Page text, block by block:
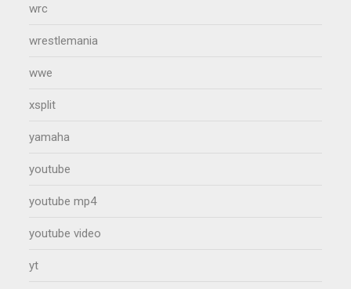
wrc
wrestlemania
wwe
xsplit
yamaha
youtube
youtube mp4
youtube video
yt